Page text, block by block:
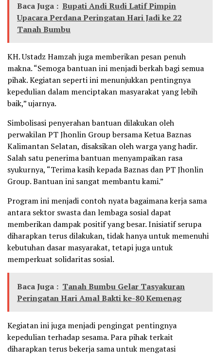
Baca Juga : Bupati Andi Rudi Latif Pimpin
Upacara Perdana Peringatan Hari Jadi ke 22
Tanah Bumbu
KH. Ustadz Hamzah juga memberikan pesan penuh
makna. “Semoga bantuan ini menjadi berkah bagi semua
pihak. Kegiatan seperti ini menunjukkan pentingnya
kepedulian dalam menciptakan masyarakat yang lebih
baik,” ujarnya.
Simbolisasi penyerahan bantuan dilakukan oleh
perwakilan PT Jhonlin Group bersama Ketua Baznas
Kalimantan Selatan, disaksikan oleh warga yang hadir.
Salah satu penerima bantuan menyampaikan rasa
syukurnya, “Terima kasih kepada Baznas dan PT Jhonlin
Group. Bantuan ini sangat membantu kami.”
Program ini menjadi contoh nyata bagaimana kerja sama
antara sektor swasta dan lembaga sosial dapat
memberikan dampak positif yang besar. Inisiatif serupa
diharapkan terus dilakukan, tidak hanya untuk memenuhi
kebutuhan dasar masyarakat, tetapi juga untuk
memperkuat solidaritas sosial.
Baca Juga : Tanah Bumbu Gelar Tasyakuran
Peringatan Hari Amal Bakti ke-80 Kemenag
Kegiatan ini juga menjadi pengingat pentingnya
kepedulian terhadap sesama. Para pihak terkait
diharapkan terus bekerja sama untuk mengatasi